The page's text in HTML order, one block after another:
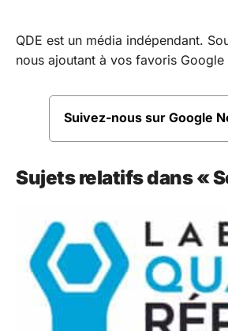
QDE est un média indépendant.
nous ajoutant à vos favoris Google
Suivez-nous sur Google
Sujets relatifs dans «